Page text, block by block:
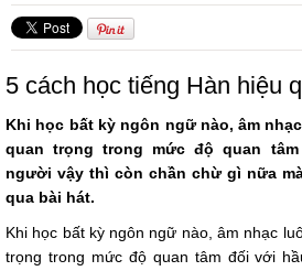
​5 cách học tiếng Hàn hiệu
Khi học bất kỳ ngôn ngữ nào, âm
quan trọng trong mức độ quan
người vậy thì còn chần chừ gì nữa
qua bài hát.
Khi học bất kỳ ngôn ngữ nào, âm nhạc
trọng trong mức độ quan tâm đối với